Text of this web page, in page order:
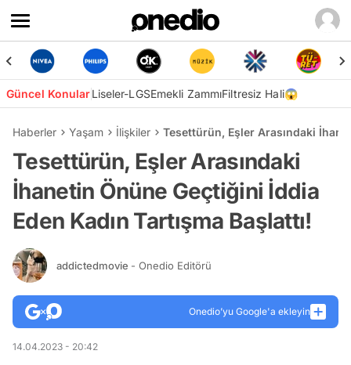
Güncel KonularLiseler-LGSEmekli ZammıFiltresiz Hali😱
Haberler Yaşam İlişkiler Tesettürün, Eşler Arasındaki
Tesettürün, Eşler Arasındaki
İhanetin Önüne Geçtiğini İddia
Eden Kadın Tartışma Başlattı!
addictedmovie - Onedio Editörü
Onedio’yu Google'a ekleyin
14.04.2023 - 20:42